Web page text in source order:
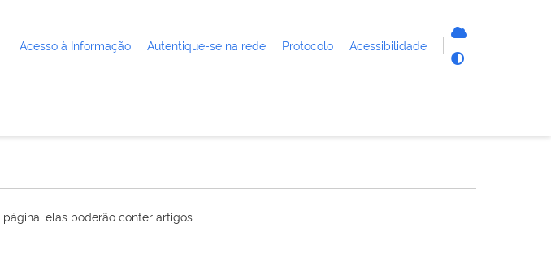
Acesso à Informação Autentique-se na rede Protocolo Acessibilidade
elas poderão conter artigos.